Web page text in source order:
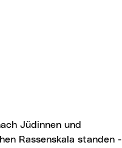
Rassenskala standen -